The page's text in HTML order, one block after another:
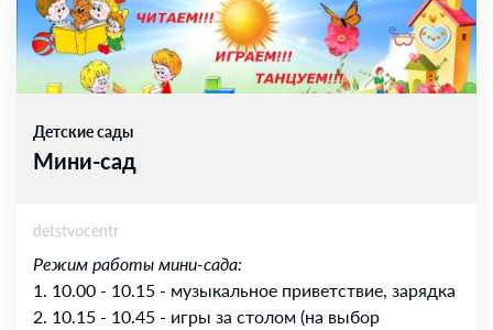
Детские сады
Мини-сад
detstvocentr
Режим работы мини-сада:
1. 10.00 - 10.15 - музыкальное приветствие, зарядка
2. 10.15 - 10.45 - игры за столом (на выбор